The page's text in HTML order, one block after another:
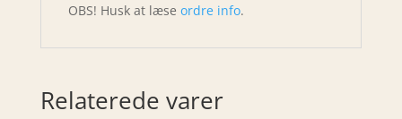
OBS! Husk at læse ordre info.
Relaterede varer